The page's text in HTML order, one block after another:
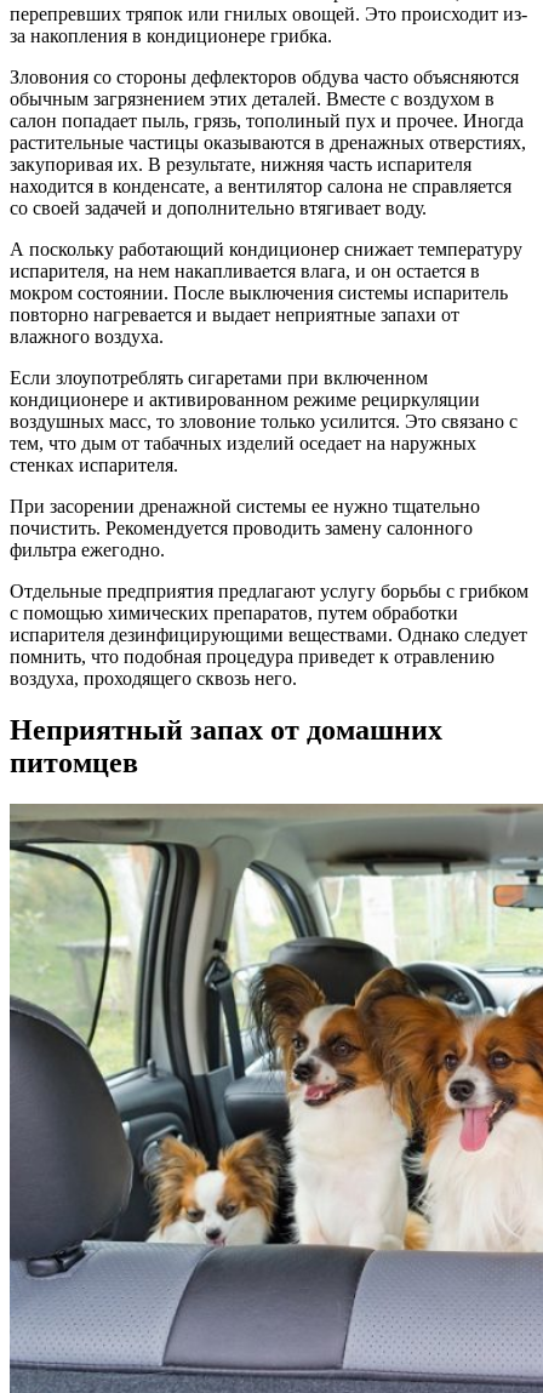
перепревших тряпок или гнилых овощей. Это происходит из-
за накопления в кондиционере грибка.
Зловония со стороны дефлекторов обдува часто объясняются
обычным загрязнением этих деталей. Вместе с воздухом в
салон попадает пыль, грязь, тополиный пух и прочее. Иногда
растительные частицы оказываются в дренажных отверстиях,
закупоривая их. В результате, нижняя часть испарителя
находится в конденсате, а вентилятор салона не справляется
со своей задачей и дополнительно втягивает воду.
А поскольку работающий кондиционер снижает температуру
испарителя, на нем накапливается влага, и он остается в
мокром состоянии. После выключения системы испаритель
повторно нагревается и выдает неприятные запахи от
влажного воздуха.
Если злоупотреблять сигаретами при включенном
кондиционере и активированном режиме рециркуляции
воздушных масс, то зловоние только усилится. Это связано с
тем, что дым от табачных изделий оседает на наружных
стенках испарителя.
При засорении дренажной системы ее нужно тщательно
почистить. Рекомендуется проводить замену салонного
фильтра ежегодно.
Отдельные предприятия предлагают услугу борьбы с грибком
с помощью химических препаратов, путем обработки
испарителя дезинфицирующими веществами. Однако следует
помнить, что подобная процедура приведет к отравлению
воздуха, проходящего сквозь него.
Неприятный запах от домашних
питомцев